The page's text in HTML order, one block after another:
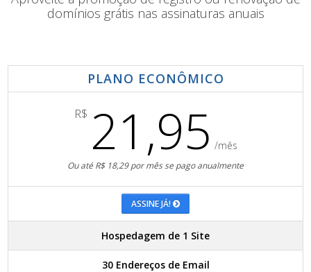
domínios grátis nas assinaturas anuais
PLANO ECONÔMICO
R$ 21,95 /mês
Ou até R$ 18,29 por mês se pago anualmente
ASSINE JÁ!
Hospedagem de 1 Site
30 Endereços de Email